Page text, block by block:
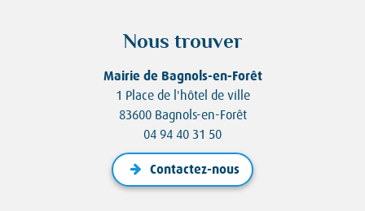
Nous trouver
Mairie de Bagnols-en-Forêt
1 Place de l'hôtel de ville
83600 Bagnols-en-Forêt
04 94 40 31 50
Contactez-nous